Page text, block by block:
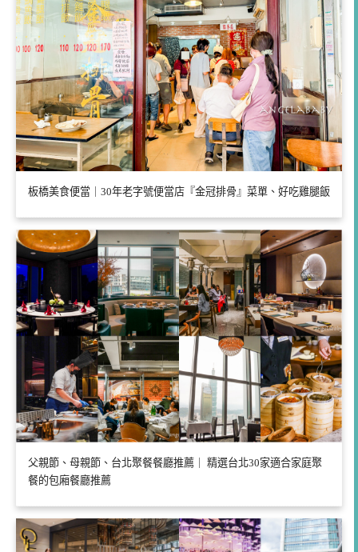
板橋美食便當｜30年老字號便當店『金冠排骨』菜單、好吃雞腿飯
父親節、母親節、台北聚餐餐廳推薦｜ 精選台北30家適合家庭聚
餐的包廂餐廳推薦